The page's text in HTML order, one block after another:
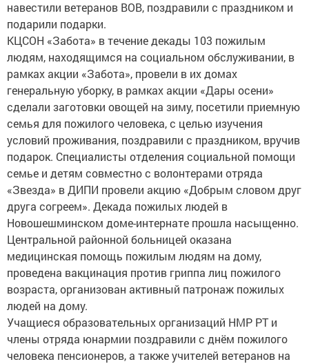
навестили ветеранов ВОВ, поздравили с праздником и
подарили подарки.
КЦСОН «Забота» в течение декады 103 пожилым
людям, находящимся на социальном обслуживании, в
рамках акции «Забота», провели в их домах
генеральную уборку, в рамках акции «Дары осени»
сделали заготовки овощей на зиму, посетили приемную
семья для пожилого человека, с целью изучения
условий проживания, поздравили с праздником, вручив
подарок. Специалисты отделения социальной помощи
семье и детям совместно с волонтерами отряда
«Звезда» в ДИПИ провели акцию «Добрым словом друг
друга согреем». Декада пожилых людей в
Новошешминском доме-интернате прошла насыщенно.
Центральной районной больницей оказана
медицинская помощь пожилым людям на дому,
проведена вакцинация против гриппа лиц пожилого
возраста, организован активный патронаж пожилых
людей на дому.
Учащиеся образовательных организаций НМР РТ и
члены отряда юнармии поздравили с днём пожилого
человека пенсионеров, а также учителей ветеранов на